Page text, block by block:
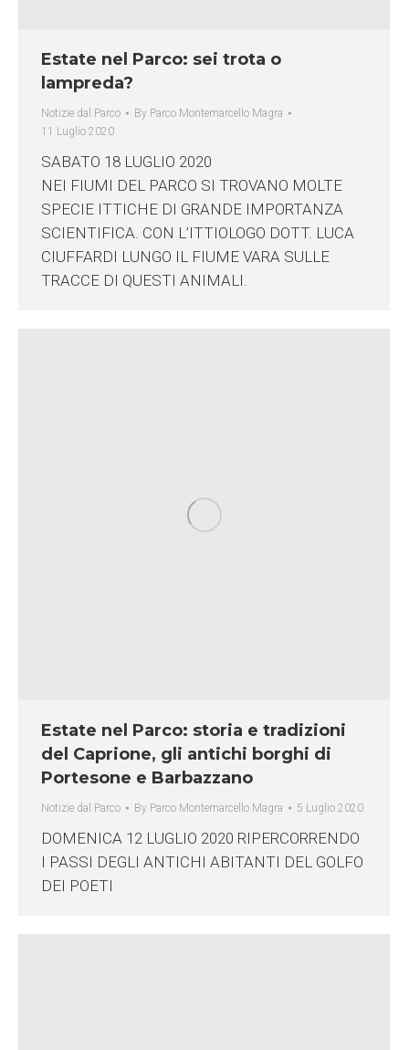
Estate nel Parco: sei trota o
lampreda?
Notizie dal Parco By Parco Montemarcello Magra
11 Luglio 2020
SABATO 18 LUGLIO 2020
NEI FIUMI DEL PARCO SI TROVANO MOLTE
SPECIE ITTICHE DI GRANDE IMPORTANZA
SCIENTIFICA. CON L’ITTIOLOGO DOTT. LUCA
CIUFFARDI LUNGO IL FIUME VARA SULLE
TRACCE DI QUESTI ANIMALI.
Estate nel Parco: storia e tradizioni
del Caprione, gli antichi borghi di
Portesone e Barbazzano
Notizie dal Parco By Parco Montemarcello Magra 5 Luglio 2020
DOMENICA 12 LUGLIO 2020 RIPERCORRENDO
I PASSI DEGLI ANTICHI ABITANTI DEL GOLFO
DEI POETI